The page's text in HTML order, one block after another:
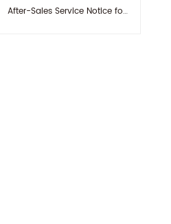
After-Sales Service Notice for Turkey Region